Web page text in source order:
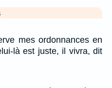
mes ordonnances en
là est juste, il vivra, dit